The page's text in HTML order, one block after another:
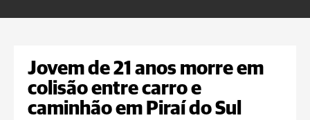
Jovem de 21 anos morre em
colisão entre carro e
caminhão em Piraí do Sul